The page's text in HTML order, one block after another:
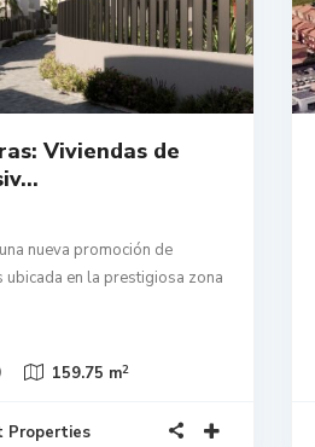
Viviendas de
nueva promoción de
en la prestigiosa zona
159.75 m2
Properties